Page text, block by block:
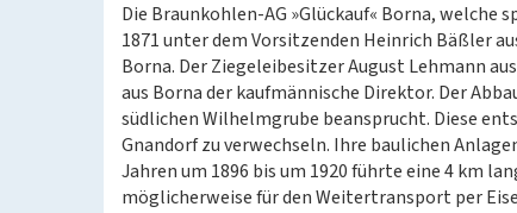
Die Braunkohlen-AG »Glückauf« Borna, welche
1871 unter dem Vorsitzenden Heinrich Bäßler
Borna. Der Ziegeleibesitzer August Lehmann
aus Borna der kaufmännische Direktor. Der
südlichen Wilhelmgrube beansprucht. Diese
Gnandorf zu verwechseln. Ihre baulichen
Jahren um 1896 bis um 1920 führte eine 4 km
möglicherweise für den Weitertransport per